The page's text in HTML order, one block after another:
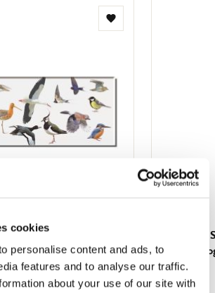
cookies
personalise content and ads, to
features and to analyse our traffic.
about your use of our site with
Zur
Vogels, Elwin van der
Nederland
Notizbuch
der Kolk,
€ 9,99